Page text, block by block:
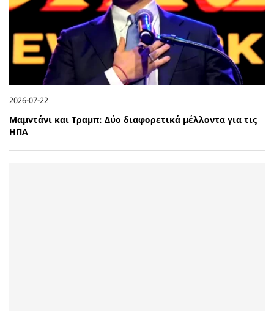
2026-07-22
Μαμντάνι και Τραμπ: Δύο διαφορετικά μέλλοντα για τις
ΗΠΑ